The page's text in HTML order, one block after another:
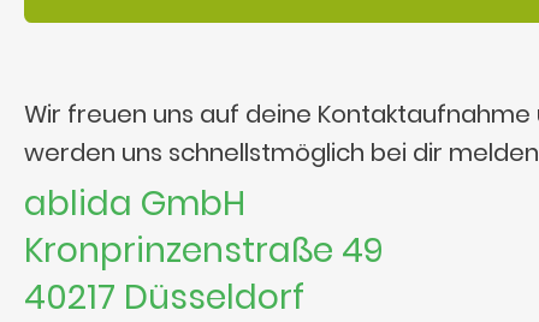
Wir freuen uns auf deine Kontaktaufnahme
werden uns schnellstmöglich bei dir
ablida GmbH
Kronprinzenstraße 49
40217 Düsseldorf